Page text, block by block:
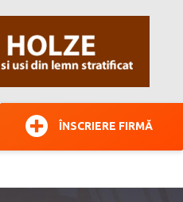
ÎNSCRIERE FIRMĂ